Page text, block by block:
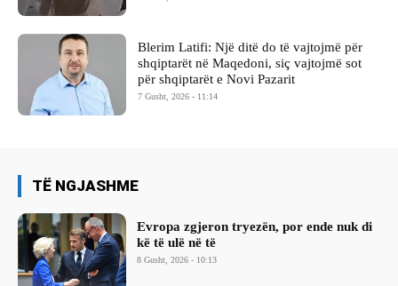
Blerim Latifi: Një ditë do të vajtojmë për
shqiptarët në Maqedoni, siç vajtojmë sot
për shqiptarët e Novi Pazarit
7 Gusht, 2026 - 11:14
TË NGJASHME
Evropa zgjeron tryezën, por ende nuk di
kë të ulë në të
8 Gusht, 2026 - 10:13